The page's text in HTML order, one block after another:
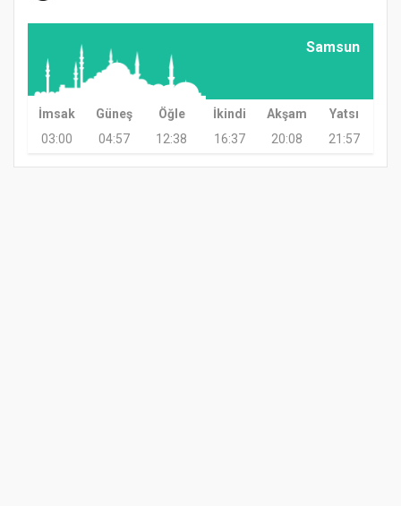
Samsun
İmsak Güneş Öğle İkindi Akşam
Yatsı
03:00
04:57 12:38 16:37 20:08 21:57